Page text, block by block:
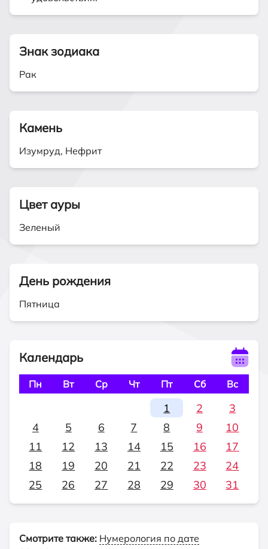
Знак зодиака
Рак
Камень
Изумруд, Нефрит
Цвет ауры
Зеленый
День рождения
Пятница
Календарь
Пн Вт Ср Чт Пт Сб Вс
1 2
3
4
5 6 7 8 9
10
11
12 13 14 15 16
17
18
19 20 21 22 23
24
25
26 27 28 29 30 31
Смотрите также: Нумерология по дате